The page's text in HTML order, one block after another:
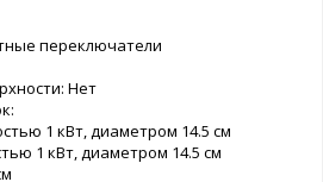
переключатели
Нет
1 кВт, диаметром 14.5 см
1 кВт, диаметром 14.5 см